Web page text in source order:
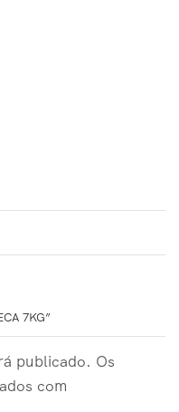
7KG”
publicado. Os
com